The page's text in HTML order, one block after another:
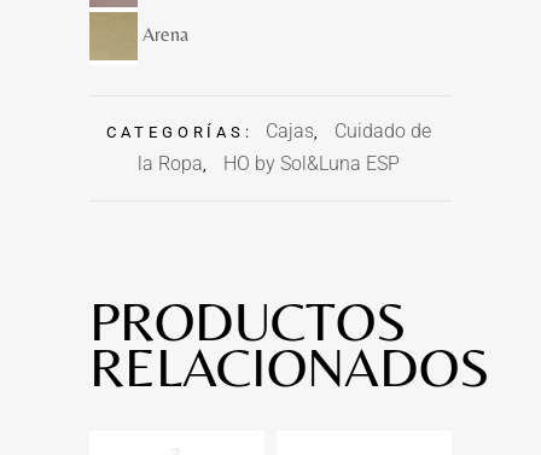
Arena
CATEGORÍAS: Cajas,
Cuidado de
la Ropa, HO by Sol&Luna ESP
PRODUCTOS
RELACIONADOS